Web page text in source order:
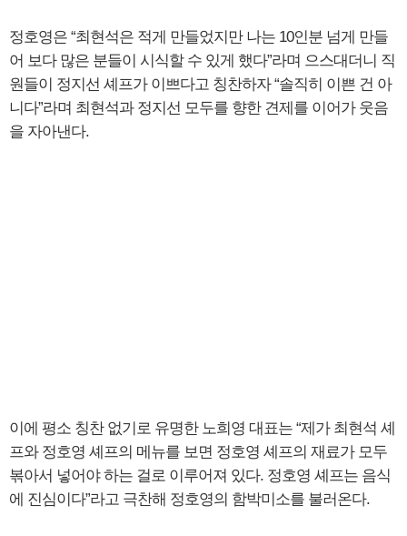
정호영은 “최현석은 적게 만들었지만 나는 10인분 넘게 만들
어 보다 많은 분들이 시식할 수 있게 했다”라며 으스대더니 직
원들이 정지선 셰프가 이쁘다고 칭찬하자 “솔직히 이쁜 건 아
니다”라며 최현석과 정지선 모두를 향한 견제를 이어가 웃음
을 자아낸다.
이에 평소 칭찬 없기로 유명한 노희영 대표는 “제가 최현석 셰
프와 정호영 셰프의 메뉴를 보면 정호영 셰프의 재료가 모두
볶아서 넣어야 하는 걸로 이루어져 있다. 정호영 셰프는 음식
에 진심이다”라고 극찬해 정호영의 함박미소를 불러온다.